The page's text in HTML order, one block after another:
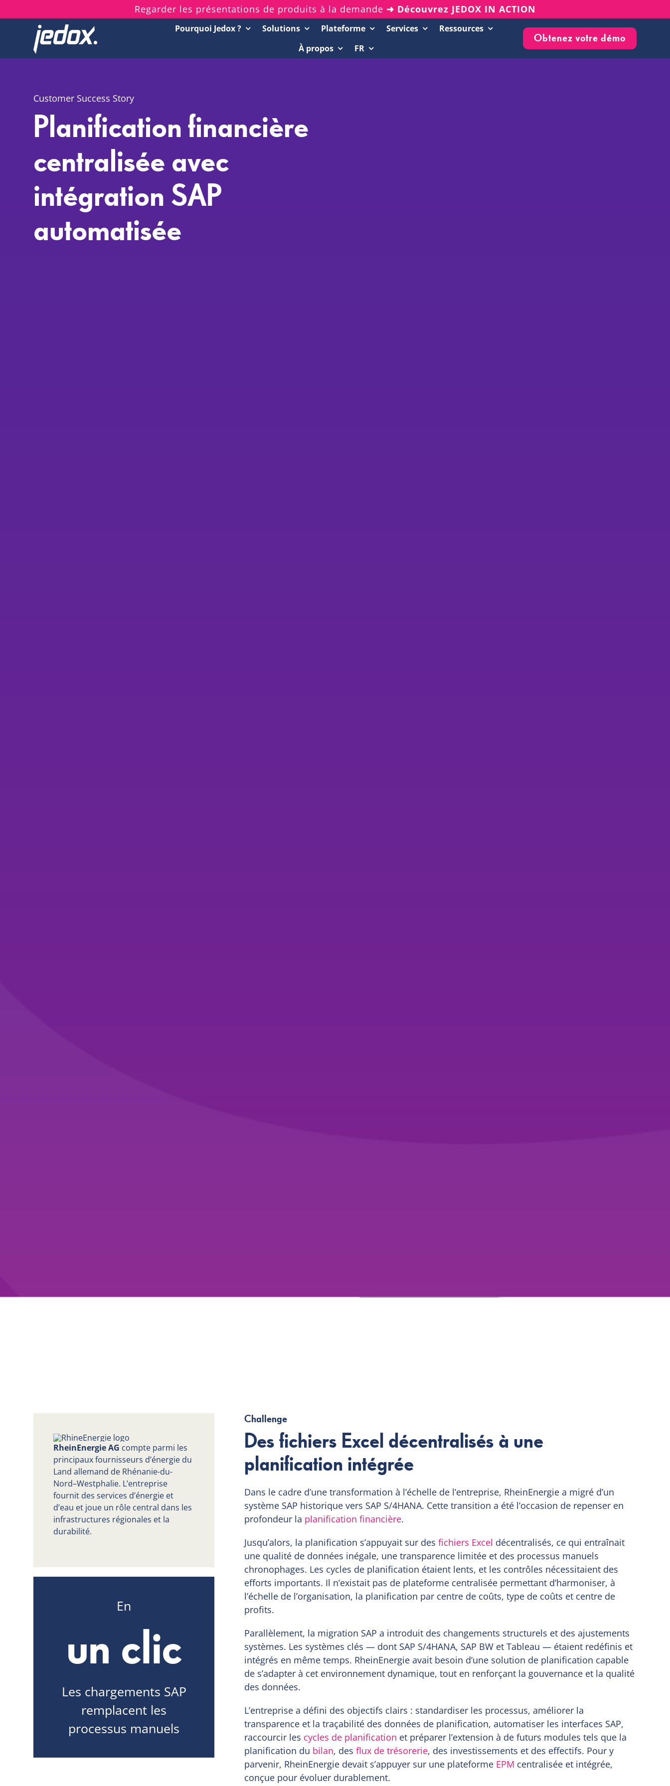
to
Regarder les présentations de produits à la demande ➜ Découvrez JEDOX IN ACTION
Pourquoi Jedox ? Solutions Plateforme Services Ressources
Ressources
Succès clients
À propos FR
Obtenez votre démo
Customer Success Story
Planification financière
centralisée avec
intégration SAP
automatisée
RheinEnergie AG compte parmi les
principaux fournisseurs d’énergie du
Land allemand de Rhénanie-du-
Nord–Westphalie. L’entreprise
fournit des services d’énergie et
d’eau et joue un rôle central dans les
infrastructures régionales et la
durabilité.
En
un clic
Les chargements SAP
remplacent les
processus manuels
Challenge
Des fichiers Excel décentralisés à une
planification intégrée
Dans le cadre d’une transformation à l’échelle de l’entreprise, RheinEnergie a migré d’un
système SAP historique vers SAP S/4HANA. Cette transition a été l’occasion de repenser en
profondeur la planification financière.
Jusqu’alors, la planification s’appuyait sur desfichiers Excel décentralisés, ce qui entraînait
une qualité de données inégale, une transparence limitée et des processus manuels
chronophages. Les cycles de planification étaient lents, et les contrôles nécessitaient des
efforts importants. Il n’existait pas de plateforme centralisée permettant d’harmoniser, à
l’échelle de l’organisation, la planification par centre de coûts, type de coûts et centre de
profits.
Parallèlement, la migration SAP a introduit des changements structurels et des ajustements
systèmes. Les systèmes clés — dont SAP S/4HANA, SAP BW et Tableau — étaient redéfinis et
intégrés en même temps. RheinEnergie avait besoin d’une solution de planification capable
de s’adapter à cet environnement dynamique, tout en renforçant la gouvernance et la qualité
des données.
L’entreprise a défini des objectifs clairs : standardiser les processus, améliorer la
transparence et la traçabilité des données de planification, automatiser les interfaces SAP,
raccourcir les cycles de planification et préparer l’extension à de futurs modules tels que la
planification du bilan, desflux de trésorerie, des investissements et des effectifs. Pour y
parvenir, RheinEnergie devait s’appuyer sur une plateforme EPM centralisée et intégrée,
conçue pour évoluer durablement.